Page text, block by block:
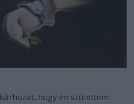
hogy én születtem